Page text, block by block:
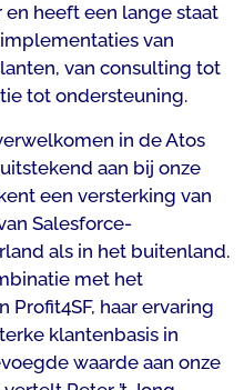
heeft een lange staat
van
van consulting tot
tot ondersteuning.
in de Atos
aan bij onze
een versterking van
Salesforce-
als in het buitenland.
met het
haar ervaring
klantenbasis in
waarde aan onze